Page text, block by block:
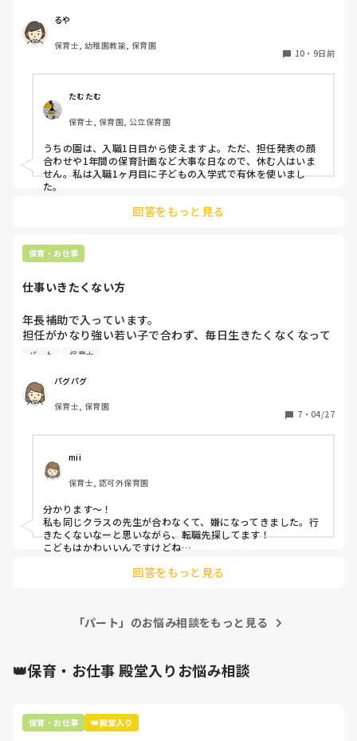
今までは4ヶ月目から使えていたような？
皆さんのところは新しい職員はいつから有給が使用出来ます
か？
るや
保育士, 幼稚園教諭, 保育園
10 ・ 9日前
たむたむ
保育士, 保育園, 公立保育園
うちの園は、入職1日目から使えますよ。ただ、担任発表の顔
合わせや1年間の保育計画など大事な日なので、休む人はいま
せん。私は入職1ヶ月目に子どもの入学式で有休を使いまし
た。
回答をもっと見る
保育・お仕事
仕事いきたくない方
年長補助で入っています。
担任がかなり強い若い子で合わず、毎日生きたくなくなって
きています。
朝からいきたくないなと思う方いらっしゃったら聞かせて下
さい。
パート 保育士
パグパグ
保育士, 保育園
7 ・ 04/27
mii
保育士, 認可外保育園
分かります〜！
私も同じクラスの先生が合わなくて、嫌になってきました。行
きたくないなーと思いながら、転職先探してます！
こどもはかわいいんですけどね…
回答をもっと見る
「パート」のお悩み相談をもっと見る
👑保育・お仕事 殿堂入りお悩み相談
保育・お仕事 👑殿堂入り